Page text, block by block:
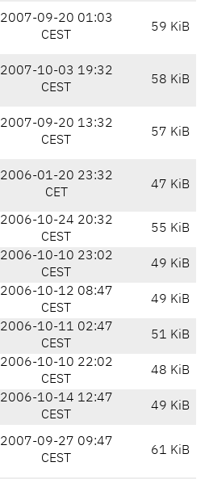
2007-09-20 01:03
CEST
59 KiB
2007-10-03 19:32
CEST
58 KiB
2007-09-20 13:32
CEST
57 KiB
2006-01-20 23:32
CET
47 KiB
2006-10-24 20:32
CEST
55 KiB
2006-10-10 23:02
CEST
49 KiB
2006-10-12 08:47
CEST
49 KiB
2006-10-11 02:47
CEST
51 KiB
2006-10-10 22:02
CEST
48 KiB
2006-10-14 12:47
CEST
49 KiB
2007-09-27 09:47
CEST
61 KiB